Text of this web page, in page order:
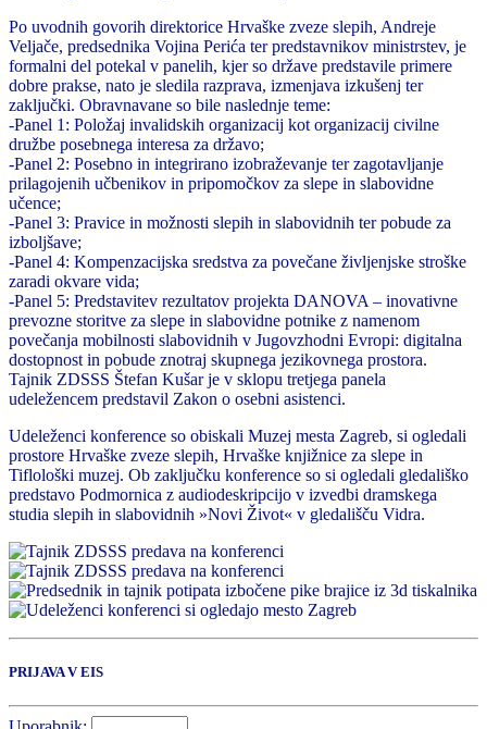
Po uvodnih govorih direktorice Hrvaške zveze slepih, Andreje
Veljače, predsednika Vojina Perića ter predstavnikov ministrstev, je
formalni del potekal v panelih, kjer so države predstavile primere
dobre prakse, nato je sledila razprava, izmenjava izkušenj ter
zaključki. Obravnavane so bile naslednje teme:
-Panel 1: Položaj invalidskih organizacij kot organizacij civilne
družbe posebnega interesa za državo;
-Panel 2: Posebno in integrirano izobraževanje ter zagotavljanje
prilagojenih učbenikov in pripomočkov za slepe in slabovidne
učence;
-Panel 3: Pravice in možnosti slepih in slabovidnih ter pobude za
izboljšave;
-Panel 4: Kompenzacijska sredstva za povečane življenjske stroške
zaradi okvare vida;
-Panel 5: Predstavitev rezultatov projekta DANOVA – inovativne
prevozne storitve za slepe in slabovidne potnike z namenom
povečanja mobilnosti slabovidnih v Jugovzhodni Evropi: digitalna
dostopnost in pobude znotraj skupnega jezikovnega prostora.
Tajnik ZDSSS Štefan Kušar je v sklopu tretjega panela
udeležencem predstavil Zakon o osebni asistenci.
Udeleženci konference so obiskali Muzej mesta Zagreb, si ogledali
prostore Hrvaške zveze slepih, Hrvaške knjižnice za slepe in
Tiflološki muzej. Ob zaključku konference so si ogledali gledališko
predstavo Podmornica z audiodeskripcijo v izvedbi dramskega
studia slepih in slabovidnih »Novi Život« v gledališču Vidra.
PRIJAVA V EIS